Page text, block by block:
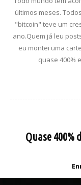
últimos meses.
"bitcoin" teve um
ano.Quem já leu
eu montei uma
quase 400%
Quase